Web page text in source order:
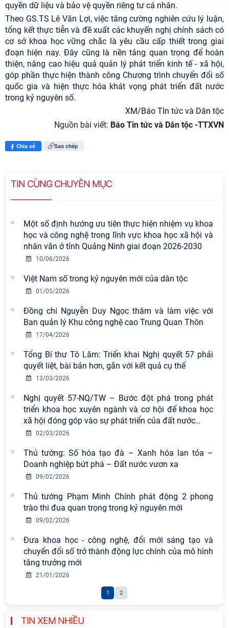
quyền dữ liệu và bảo vệ quyền riêng tư cá nhân.
Theo GS.TS Lê Văn Lợi, việc tăng cường nghiên cứu lý luận,
tổng kết thực tiễn và đề xuất các khuyến nghị chính sách có
cơ sở khoa học vững chắc là yêu cầu cấp thiết trong giai
đoạn hiện nay. Đây cũng là nền tảng quan trọng để hoàn
thiện, nâng cao hiệu quả quản lý phát triển kinh tế - xã hội,
góp phần thực hiện thành công Chương trình chuyển đổi số
quốc gia và hiện thực hóa khát vọng phát triển đất nước
trong kỷ nguyên số.
XM/Báo TIn tức và Dân tộc
Nguồn bài viết: Báo Tin tức và Dân tộc -TTXVN
Chia sẻ Sao chép
TIN CÙNG CHUYÊN MỤC
Một số định hướng ưu tiên thực hiện nhiệm vụ khoa
học và công nghệ trong lĩnh vực khoa học xã hội và
nhân văn ở tỉnh Quảng Ninh giai đoạn 2026-2030
10/06/2026
Việt Nam số trong kỷ nguyên mới của dân tộc
01/05/2026
Đồng chí Nguyễn Duy Ngọc thăm và làm việc với
Ban quản lý Khu công nghệ cao Trung Quan Thôn
17/04/2026
Tổng Bí thư Tô Lâm: Triển khai Nghị quyết 57 phải
quyết liệt, bài bản hơn, gắn với kết quả cụ thể
13/03/2026
Nghị quyết 57-NQ/TW – Bước đột phá trong phát
triển khoa học xuyên ngành và cơ hội để khoa học
xã hội đóng góp vào sự phát triển của đất nước…
02/03/2026
Thủ tướng: Số hóa tạo đà – Xanh hóa lan tỏa –
Doanh nghiệp bứt phá – Đất nước vươn xa
09/02/2026
Thủ tướng Phạm Minh Chính phát động 2 phong
trào thi đua quan trọng trong kỷ nguyên mới
09/02/2026
Đưa khoa học - công nghệ, đổi mới sáng tạo và
chuyển đổi số trở thành động lực chính của mô hình
tăng trưởng mới
21/01/2026
1 2
TIN XEM NHIỀU
Viện Hàn lâm Khoa học xã hội Việt
Nam có 02 tác phẩm đạt giải khuyến
nền tảng tư tưởng của Đảng năm
2026
chuyên đề: Đẩy mạnh học tập, thực
hành tư tưởng, đạo đức, phương
pháp, phong cách Hồ Chí Minh trong
giai đoạn phát triển mới
Hội thảo khoa học quốc tế “Không
gian phát triển Việt Nam trong kỷ
nguyên mới: Định hướng chiến lược
vào thứ ba, ngày 28/7/2026
Viện Hàn lâm Khoa học xã hội Việt
Nam công bố các quyết định về
công tác cán bộ
Tọa đàm Giao lưu chuyên đề về
những kinh nghiệm quan trọng của
Đảng Cộng sản Trung Quốc và Đảng
sự nghiệp xây dựng chủ nghĩa xã hội